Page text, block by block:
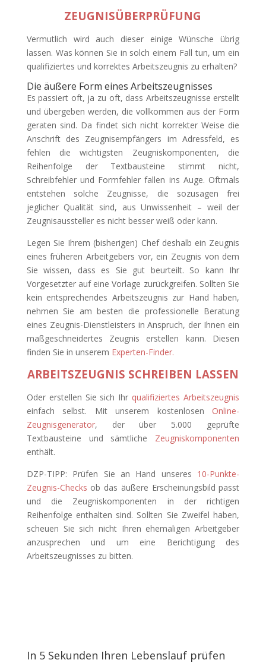
ZEUGNISÜBERPRÜFUNG
Vermutlich wird auch dieser einige Wünsche übrig
lassen. Was können Sie in solch einem Fall tun, um ein
qualifiziertes und korrektes Arbeitszeugnis zu erhalten?
Die äußere Form eines Arbeitszeugnisses
Es passiert oft, ja zu oft, dass Arbeitszeugnisse erstellt
und übergeben werden, die vollkommen aus der Form
geraten sind. Da findet sich nicht korrekter Weise die
Anschrift des Zeugnisempfängers im Adressfeld, es
fehlen die wichtigsten Zeugniskomponenten, die
Reihenfolge der Textbausteine stimmt nicht,
Schreibfehler und Formfehler fallen ins Auge. Oftmals
entstehen solche Zeugnisse, die sozusagen frei
jeglicher Qualität sind, aus Unwissenheit – weil der
Zeugnisaussteller es nicht besser weiß oder kann.
Legen Sie Ihrem (bisherigen) Chef deshalb ein Zeugnis
eines früheren Arbeitgebers vor, ein Zeugnis von dem
Sie wissen, dass es Sie gut beurteilt. So kann Ihr
Vorgesetzter auf eine Vorlage zurückgreifen. Sollten Sie
kein entsprechendes Arbeitszeugnis zur Hand haben,
nehmen Sie am besten die professionelle Beratung
eines Zeugnis-Dienstleisters in Anspruch, der Ihnen ein
maßgeschneidertes Zeugnis erstellen kann. Diesen
finden Sie in unserem Experten-Finder.
ARBEITSZEUGNIS SCHREIBEN LASSEN
Oder erstellen Sie sich Ihr qualifiziertes Arbeitszeugnis
einfach selbst. Mit unserem kostenlosen Online-
Zeugnisgenerator, der über 5.000 geprüfte
Textbausteine und sämtliche Zeugniskomponenten
enthält.
DZP-TIPP: Prüfen Sie an Hand unseres 10-Punkte-
Zeugnis-Checks ob das äußere Erscheinungsbild passt
und die Zeugniskomponenten in der richtigen
Reihenfolge enthalten sind. Sollten Sie Zweifel haben,
scheuen Sie sich nicht Ihren ehemaligen Arbeitgeber
anzusprechen und um eine Berichtigung des
Arbeitszeugnisses zu bitten.
In 5 Sekunden Ihren Lebenslauf prüfen